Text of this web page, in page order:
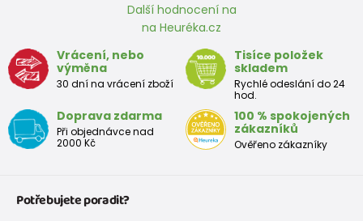
Další hodnocení na
na Heuréka.cz
Vrácení, nebo
výměna
30 dní na vrácení zboží
Tisíce položek
skladem
Rychlé odeslání do 24
hod.
Doprava zdarma
Při objednávce nad
2000 Kč
100 % spokojených
zákazníků
Ověřeno zákazníky
Potřebujete poradit?